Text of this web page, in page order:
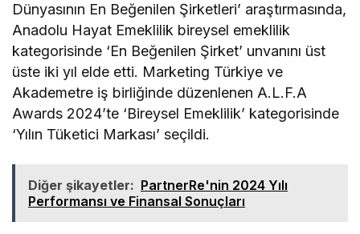
Dünyasının En Beğenilen Şirketleri’ araştırmasında,
Anadolu Hayat Emeklilik bireysel emeklilik
kategorisinde ‘En Beğenilen Şirket’ unvanını üst
üste iki yıl elde etti. Marketing Türkiye ve
Akademetre iş birliğinde düzenlenen A.L.F.A
Awards 2024’te ‘Bireysel Emeklilik’ kategorisinde
‘Yılın Tüketici Markası’ seçildi.
Diğer şikayetler: PartnerRe'nin 2024 Yılı
Performansı ve Finansal Sonuçları